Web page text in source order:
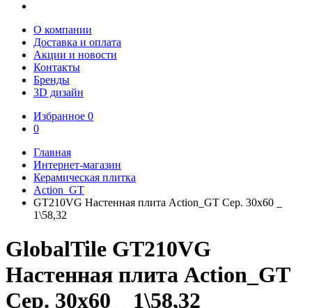
О компании
Доставка и оплата
Акции и новости
Контакты
Бренды
3D дизайн
Избранное 0
0
Главная
Интернет-магазин
Керамическая плитка
Action_GT
GT210VG Настенная плита Action_GT Сер. 30x60 _
1\58,32
GlobalTile GT210VG
Настенная плита Action_GT
Сер. 30x60 _ 1\58,32